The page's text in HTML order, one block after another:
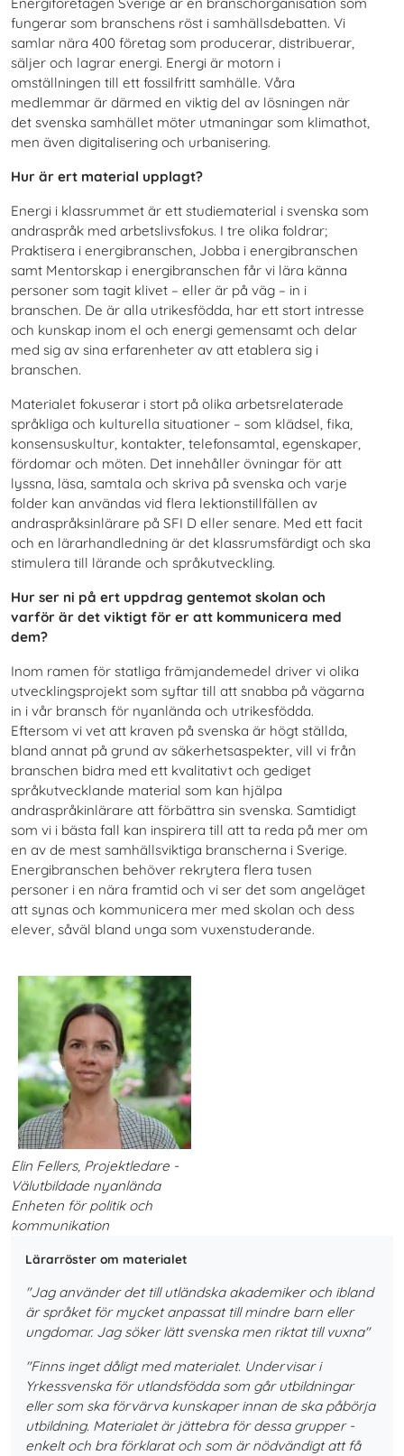
fungerar som branschens röst i samhällsdebatten. Vi
samlar nära 400 företag som producerar, distribuerar,
säljer och lagrar energi. Energi är motorn i
omställningen till ett fossilfritt samhälle. Våra
medlemmar är därmed en viktig del av lösningen när
det svenska samhället möter utmaningar som klimathot,
men även digitalisering och urbanisering.
Hur är ert material upplagt?
Energi i klassrummet är ett studiematerial i svenska som
andraspråk med arbetslivsfokus. I tre olika foldrar;
Praktisera i energibranschen, Jobba i energibranschen
samt Mentorskap i energibranschen får vi lära känna
personer som tagit klivet – eller är på väg – in i
branschen. De är alla utrikesfödda, har ett stort intresse
och kunskap inom el och energi gemensamt och delar
med sig av sina erfarenheter av att etablera sig i
branschen.
Materialet fokuserar i stort på olika arbetsrelaterade
språkliga och kulturella situationer – som klädsel, fika,
konsensuskultur, kontakter, telefonsamtal, egenskaper,
fördomar och möten. Det innehåller övningar för att
lyssna, läsa, samtala och skriva på svenska och varje
folder kan användas vid flera lektionstillfällen av
andraspråksinlärare på SFI D eller senare. Med ett facit
och en lärarhandledning är det klassrumsfärdigt och ska
stimulera till lärande och språkutveckling.
Hur ser ni på ert uppdrag gentemot skolan och
varför är det viktigt för er att kommunicera med
dem?
Inom ramen för statliga främjandemedel driver vi olika
utvecklingsprojekt som syftar till att snabba på vägarna
in i vår bransch för nyanlända och utrikesfödda.
Eftersom vi vet att kraven på svenska är högt ställda,
bland annat på grund av säkerhetsaspekter, vill vi från
branschen bidra med ett kvalitativt och gediget
språkutvecklande material som kan hjälpa
andraspråkinlärare att förbättra sin svenska. Samtidigt
som vi i bästa fall kan inspirera till att ta reda på mer om
en av de mest samhällsviktiga branscherna i Sverige.
Energibranschen behöver rekrytera flera tusen
personer i en nära framtid och vi ser det som angeläget
att synas och kommunicera mer med skolan och dess
elever, såväl bland unga som vuxenstuderande.
Elin Fellers, Projektledare -
Välutbildade nyanlända
Enheten för politik och
kommunikation
Lärarröster om materialet
"Jag använder det till utländska akademiker och ibland
är språket för mycket anpassat till mindre barn eller
ungdomar. Jag söker lätt svenska men riktat till vuxna"
"Finns inget dåligt med materialet. Undervisar i
Yrkessvenska för utlandsfödda som går utbildningar
eller som ska förvärva kunskaper innan de ska påbörja
utbildning. Materialet är jättebra för dessa grupper -
enkelt och bra förklarat och som är nödvändigt att få